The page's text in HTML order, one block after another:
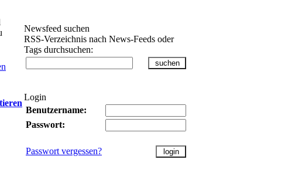
Newsfeed suchen
RSS-Verzeichnis nach News-Feeds oder
Tags durchsuchen:
Login
Benutzername:
Passwort:
Passwort vergessen?